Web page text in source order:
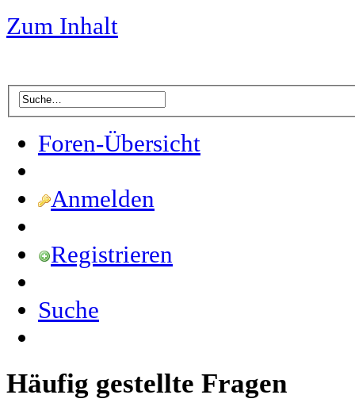
Zum Inhalt
Foren-Übersicht
Anmelden
Registrieren
Suche
Häufig gestellte Fragen